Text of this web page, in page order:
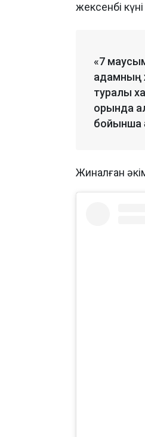
жексенбі
«7
адамның
туралы
орында
бойынша
Жиналған